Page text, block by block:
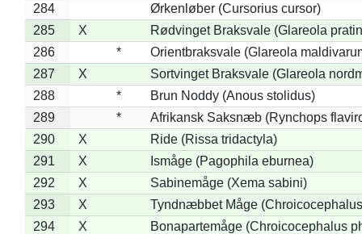
284
Ørkenløber (Cursorius cursor)
285
X
Rødvinget Braksvale (Glareola
286
*
Orientbraksvale (Glareola
287
X
Sortvinget Braksvale (Glareola
288
*
Brun Noddy (Anous stolidus)
289
*
Afrikansk Saksnæb (Rynchops
290
X
Ride (Rissa tridactyla)
291
X
Ismåge (Pagophila eburnea)
292
X
Sabinemåge (Xema sabini)
293
X
Tyndnæbbet Måge
294
X
Bonapartemåge (Chroicocephalus